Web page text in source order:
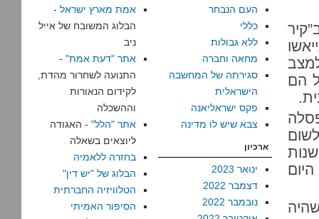
ב”קיר
הם
לשום
היום
שהיה
העם הנבחר
כללי
ללא גבולות
מחאה וחברה
סגירתה של המחשבה
הישראלית
פקס ישראליאנה
צבא שיש לו מדינה
ארכיון
ינואר 2023
דצמבר 2022
נובמבר 2022
אמת מארץ ישראל -
הבלוג המשובח של אייל
ניב
אתר "דעת אמת" -
התנועה לשחרור מהדת,
לקידום הנאורות
וההשכלה
אתר "הלל" - האגודה
ליוצאים בשאלה
בחזרה ללאמיה
הבלוג של "יש דין"
הטלוויזיה החברתית
הסיפור האמיתי